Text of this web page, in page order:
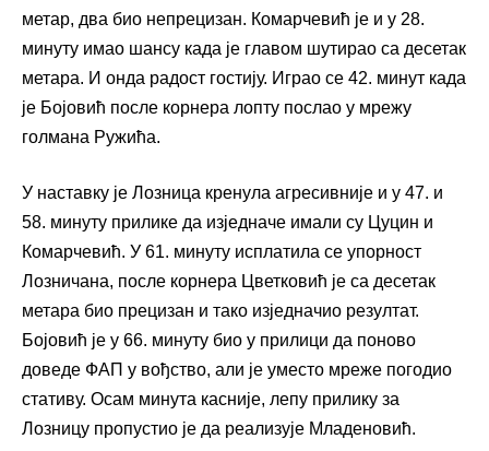
метар, два био непрецизан. Комарчевић је и у 28.
минуту имао шансу када је главом шутирао са десетак
метара. И онда радост гостију. Играо се 42. минут када
је Бојовић после корнера лопту послао у мрежу
голмана Ружића.
У наставку је Лозница кренула агресивније и у 47. и
58. минуту прилике да изједначе имали су Цуцин и
Комарчевић. У 61. минуту исплатила се упорност
Лозничана, после корнера Цветковић је са десетак
метара био прецизан и тако изједначио резултат.
Бојовић је у 66. минуту био у прилици да поново
доведе ФАП у вођство, али је уместо мреже погодио
стативу. Осам минута касније, лепу прилику за
Лозницу пропустио је да реализује Младеновић.